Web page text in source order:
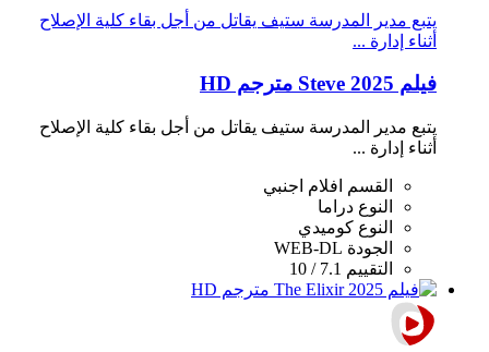
يتبع مدير المدرسة ستيف يقاتل من أجل بقاء كلية الإصلاح
أثناء إدارة ...
فيلم Steve 2025 مترجم HD
يتبع مدير المدرسة ستيف يقاتل من أجل بقاء كلية الإصلاح
أثناء إدارة ...
القسم
افلام اجنبي
النوع دراما
النوع كوميدي
الجودة WEB-DL
التقييم 7.1 / 10